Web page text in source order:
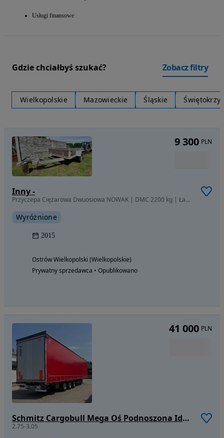
Usługi finansowe
Gdzie chciałbyś szukać? Zobacz filtry
Wielkopolskie Mazowieckie Śląskie
Inny -
Przyczepa Ciężarowa Dwuosiowa NOWAK | DMC 2200 kg | Ładowność 1700 kg
Wyróżnione
2015
Ostrów Wielkopolski (Wielkopolskie)
Prywatny sprzedawca • Opublikowano
9 300 PLN
Schmitz Cargobull Mega Oś Podnoszona Idealny Stan
2.75-3.05
41 000 PLN